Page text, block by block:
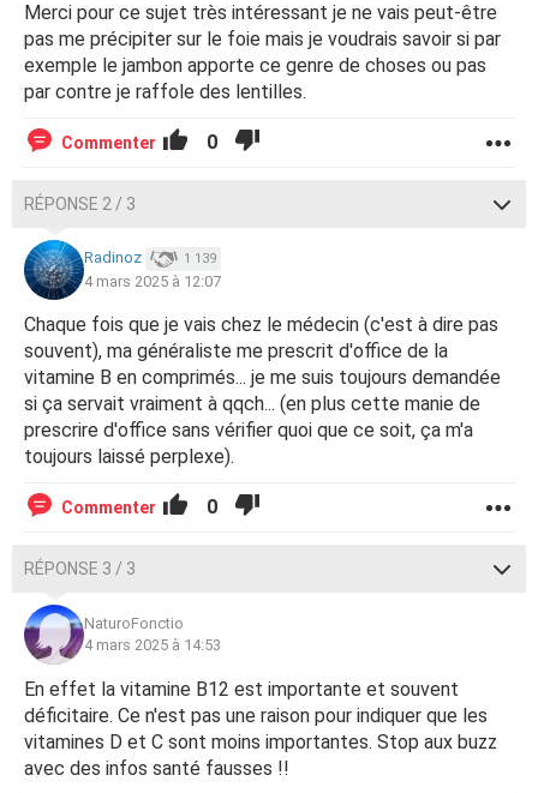
Merci pour ce sujet très intéressant je ne vais peut-être
pas me précipiter sur le foie mais je voudrais savoir si par
exemple le jambon apporte ce genre de choses ou pas
par contre je raffole des lentilles.
Commenter 0
RÉPONSE 2 / 3
Radinoz 1 139
4 mars 2025 à 12:07
Chaque fois que je vais chez le médecin (c'est à dire pas
souvent), ma généraliste me prescrit d'office de la
vitamine B en comprimés... je me suis toujours demandée
si ça servait vraiment à qqch... (en plus cette manie de
prescrire d'office sans vérifier quoi que ce soit, ça m'a
toujours laissé perplexe).
Commenter 0
RÉPONSE 3 / 3
NaturoFonctio
4 mars 2025 à 14:53
En effet la vitamine B12 est importante et souvent
déficitaire. Ce n'est pas une raison pour indiquer que les
vitamines D et C sont moins importantes. Stop aux buzz
avec des infos santé fausses !!